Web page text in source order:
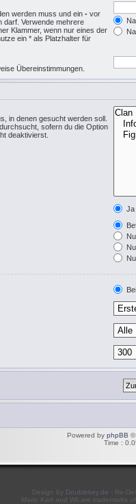
werden muss und ein - vor
darf. Verwende mehrere
Klammer, wenn nur eines der
ein * als Platzhalter für
Übereinstimmungen.
in denen gesucht werden soll.
sofern du die Option
deaktivierst.
Ja
Powered by phpBB ©
Time :
Design by Doublekey.de - Re-
Mario Kart and Wii are trademarks